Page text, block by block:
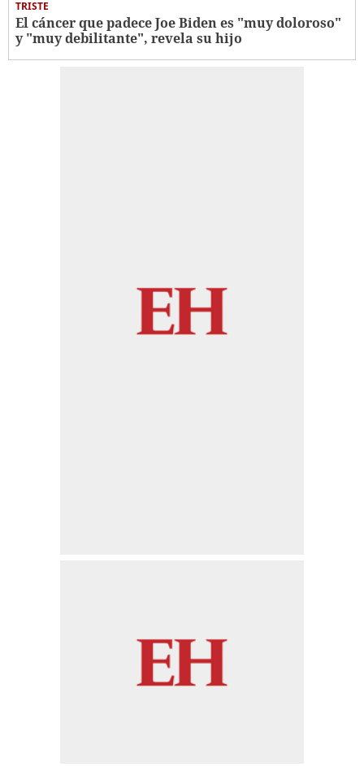
TRISTE
El cáncer que padece Joe Biden es "muy doloroso"
y "muy debilitante", revela su hijo